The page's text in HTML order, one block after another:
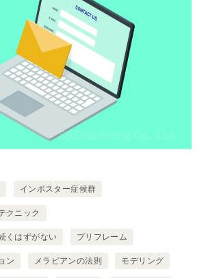
インポスター症候群
クニック
くはずがない プリフレーム
ン メラビアンの法則 モデリング